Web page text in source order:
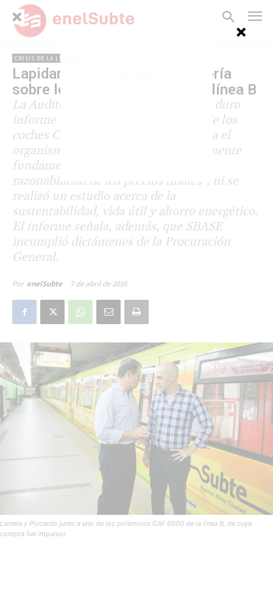
CRISIS DE LA LÍNEA B
Lapidario informe de la Auditoría
sobre los trenes usados de la línea B
La Auditoría de la Ciudad elaboró un duro
informe en el que objetó la compra de los
coches CAF 6000 para la línea B. Para el
organismo, la compra no fue debidamente
fundamentada, no se verificó "la
razonabilidad de los precios finales", ni se
realizó un estudio acerca de la
sustentabilidad, vida útil y ahorro energético.
El informe señala, además, que SBASE
incumplió dictámenes de la Procuración
General.
Por enelSubte 7 de abril de 2016
Larreta y Piccardo junto a uno de los polémicos CAF 6000 de la línea B, de cuya
compra fue impulsor.